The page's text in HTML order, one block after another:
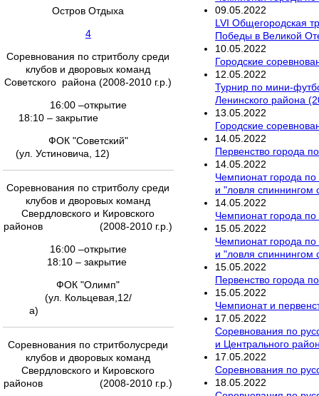
Остров Отдыха
4
Соревнования по стритболу среди
клубов и дворовых команд
Советского района (2008-2010 г.р.)
16:00 –открытие
18:10 – закрытие
ФОК "Советский"
(ул. Устиновича, 12)
Соревнования по стритболу среди
клубов и дворовых команд
Свердловского и Кировского
районов (2008-2010 г.р.)
16:00 –открытие
18:10 – закрытие
ФОК "Олимп"
(ул. Кольцевая,12/
а)
Соревнования по стритболусреди
клубов и дворовых команд
Свердловского и Кировского
районов (2008-2010 г.р.)
09 05 2022
LVI Общегородская
Победы в Великой
10 05 2022
Городские
12 05 2022
Турнир по мини-
Ленинского района
13 05 2022
Городские
14 05 2022
Первенство города
14 05 2022
Чемпионат города
и "ловля спиннингом
14 05 2022
Чемпионат города по
15 05 2022
Чемпионат города
и "ловля спиннингом
15 05 2022
Первенство города
15 05 2022
Чемпионат и
17 05 2022
Соревнования по
и Центрального
17 05 2022
Соревнования по
18 05 2022